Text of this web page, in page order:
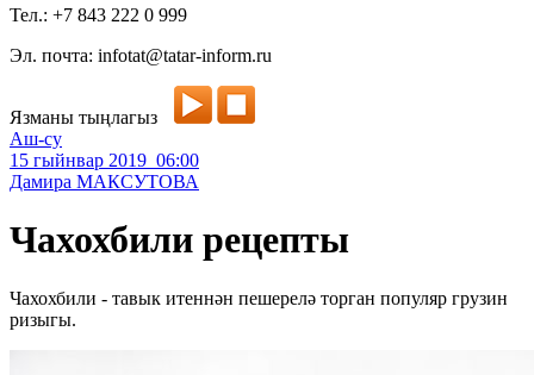
Тел.: +7 843 222 0 999
Эл. почта: infotat@tatar-inform.ru
Язманы тыңлагыз
Аш-су
15 гыйнвар 2019 06:00
Дамира МАКСУТОВА
Чахохбили рецепты
Чахохбили - тавык итеннән пешерелә торган популяр грузин
ризыгы.